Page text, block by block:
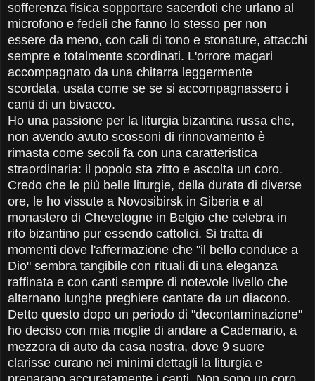
sofferenza fisica sopportare sacerdoti che urlano al
microfono e fedeli che fanno lo stesso per non
essere da meno, con cali di tono e stonature, attacchi
sempre e totalmente scordinati. L'orrore magari
accompagnato da una chitarra leggermente
scordata, usata come se se si accompagnassero i
canti di un bivacco.
Ho una passione per la liturgia bizantina russa che,
non avendo avuto scossoni di rinnovamento è
rimasta come secoli fa con una caratteristica
straordinaria: il popolo sta zitto e ascolta un coro.
Credo che le più belle liturgie, della durata di diverse
ore, le ho vissute a Novosibirsk in Siberia e al
monastero di Chevetogne in Belgio che celebra in
rito bizantino pur essendo cattolici. Si tratta di
momenti dove l'affermazione che "il bello conduce a
Dio" sembra tangibile con rituali di una eleganza
raffinata e con canti sempre di notevole livello che
alternano lunghe preghiere cantate da un diacono.
Detto questo dopo un periodo di "decontaminazione"
ho deciso con mia moglie di andare a Cademario, a
mezzora di auto da casa nostra, dove 9 suore
clarisse curano nei minimi dettagli la liturgia e